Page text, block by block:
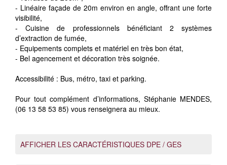
- Linéaire façade de 20m environ en angle, offrant une forte
visibilité,
- Cuisine de professionnels bénéficiant 2 systèmes
d’extraction de fumée,
- Equipements complets et matériel en très bon état,
- Bel agencement et décoration très soignée.
Accessibilité : Bus, métro, taxi et parking.
Pour tout complément d’informations, Stéphanie MENDES,
(06 13 58 53 85) vous renseignera au mieux.
AFFICHER LES CARACTÉRISTIQUES DPE / GES